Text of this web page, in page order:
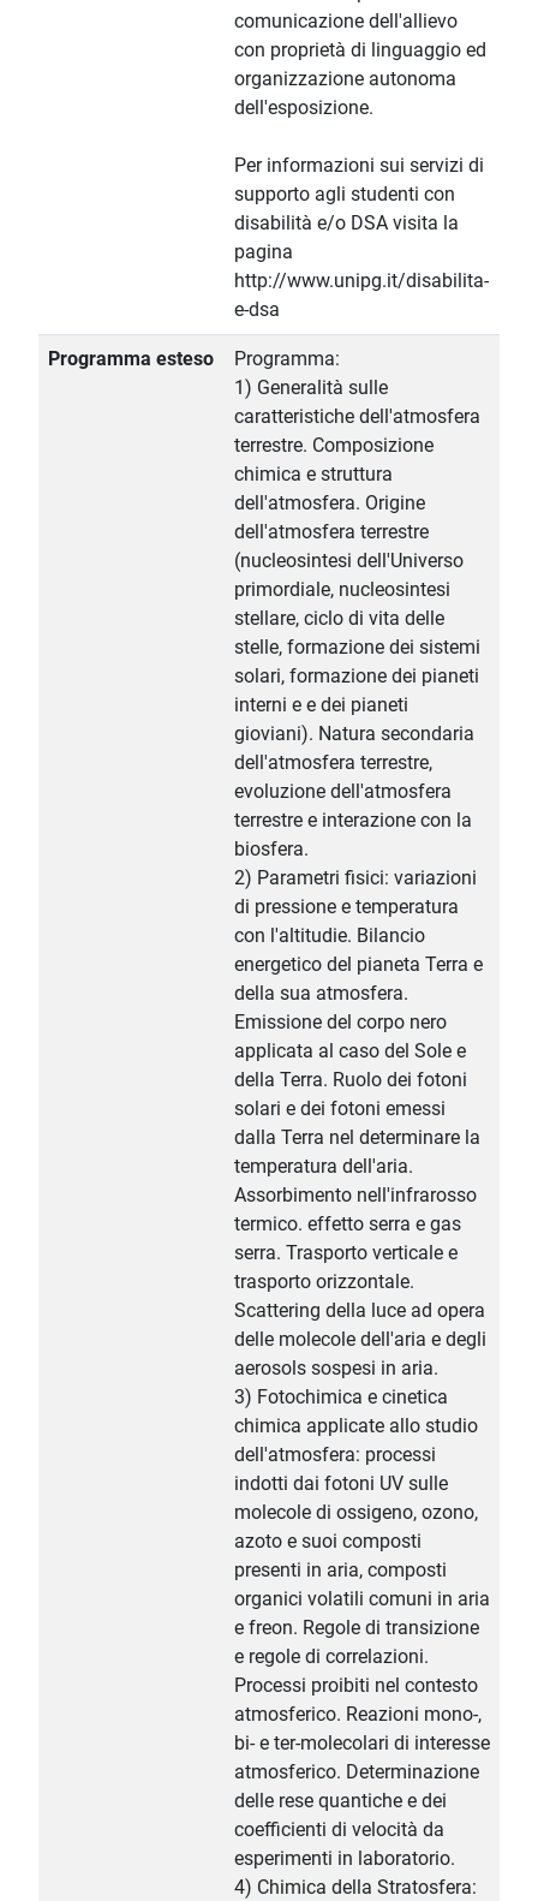
comunicazione dell'allievo
con proprietà di linguaggio ed
organizzazione autonoma
dell'esposizione.
Per informazioni sui servizi di
supporto agli studenti con
disabilità e/o DSA visita la
pagina
http://www.unipg.it/disabilita-
e-dsa
Programma esteso
Programma:
1) Generalità sulle
caratteristiche dell'atmosfera
terrestre. Composizione
chimica e struttura
dell'atmosfera. Origine
dell'atmosfera terrestre
(nucleosintesi dell'Universo
primordiale, nucleosintesi
stellare, ciclo di vita delle
stelle, formazione dei sistemi
solari, formazione dei pianeti
interni e e dei pianeti
gioviani). Natura secondaria
dell'atmosfera terrestre,
evoluzione dell'atmosfera
terrestre e interazione con la
biosfera.
2) Parametri fisici: variazioni
di pressione e temperatura
con l'altitudie. Bilancio
energetico del pianeta Terra e
della sua atmosfera.
Emissione del corpo nero
applicata al caso del Sole e
della Terra. Ruolo dei fotoni
solari e dei fotoni emessi
dalla Terra nel determinare la
temperatura dell'aria.
Assorbimento nell'infrarosso
termico. effetto serra e gas
serra. Trasporto verticale e
trasporto orizzontale.
Scattering della luce ad opera
delle molecole dell'aria e degli
aerosols sospesi in aria.
3) Fotochimica e cinetica
chimica applicate allo studio
dell'atmosfera: processi
indotti dai fotoni UV sulle
molecole di ossigeno, ozono,
azoto e suoi composti
presenti in aria, composti
organici volatili comuni in aria
e freon. Regole di transizione
e regole di correlazioni.
Processi proibiti nel contesto
atmosferico. Reazioni mono-,
bi- e ter-molecolari di interesse
atmosferico. Determinazione
delle rese quantiche e dei
coefficienti di velocità da
esperimenti in laboratorio.
4) Chimica della Stratosfera: